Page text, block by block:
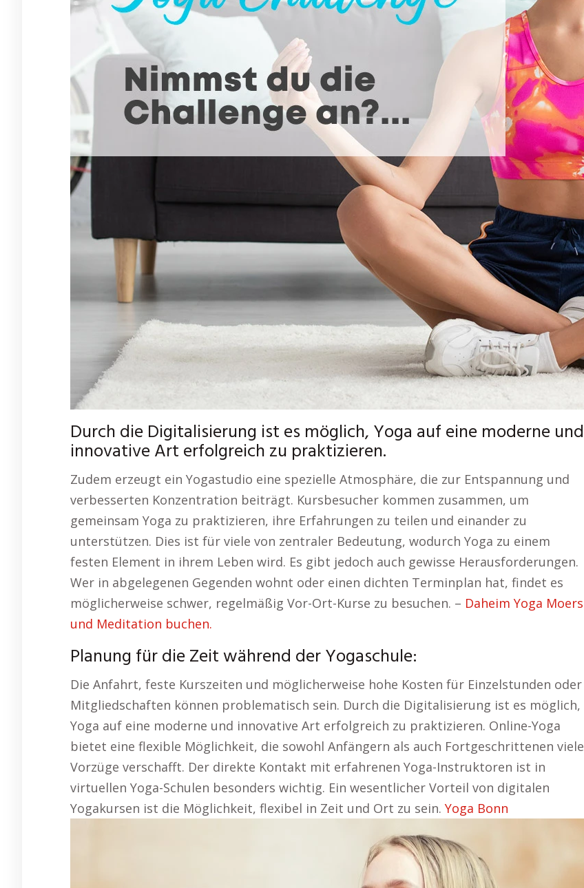
Durch die Digitalisierung ist es möglich, Yoga auf eine moderne und
innovative Art erfolgreich zu praktizieren.
Zudem erzeugt ein Yogastudio eine spezielle Atmosphäre, die zur Entspannung und
verbesserten Konzentration beiträgt. Kursbesucher kommen zusammen, um
gemeinsam Yoga zu praktizieren, ihre Erfahrungen zu teilen und einander zu
unterstützen. Dies ist für viele von zentraler Bedeutung, wodurch Yoga zu einem
festen Element in ihrem Leben wird. Es gibt jedoch auch gewisse Herausforderungen.
Wer in abgelegenen Gegenden wohnt oder einen dichten Terminplan hat, findet es
möglicherweise schwer, regelmäßig Vor-Ort-Kurse zu besuchen. – Daheim Yoga Moers
und Meditation buchen.
Planung für die Zeit während der Yogaschule:
Die Anfahrt, feste Kurszeiten und möglicherweise hohe Kosten für Einzelstunden oder
Mitgliedschaften können problematisch sein. Durch die Digitalisierung ist es möglich,
Yoga auf eine moderne und innovative Art erfolgreich zu praktizieren. Online-Yoga
bietet eine flexible Möglichkeit, die sowohl Anfängern als auch Fortgeschrittenen viele
Vorzüge verschafft. Der direkte Kontakt mit erfahrenen Yoga-Instruktoren ist in
virtuellen Yoga-Schulen besonders wichtig. Ein wesentlicher Vorteil von digitalen
Yogakursen ist die Möglichkeit, flexibel in Zeit und Ort zu sein. Yoga Bonn